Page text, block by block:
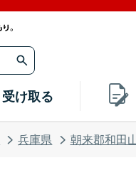
受け取る
兵庫県 朝来郡和田